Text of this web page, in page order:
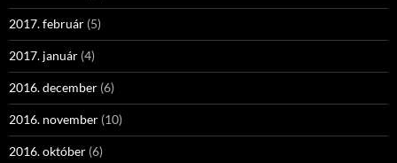
2017. február (5)
2017. január (4)
2016. december (6)
2016. november (10)
2016. október (6)